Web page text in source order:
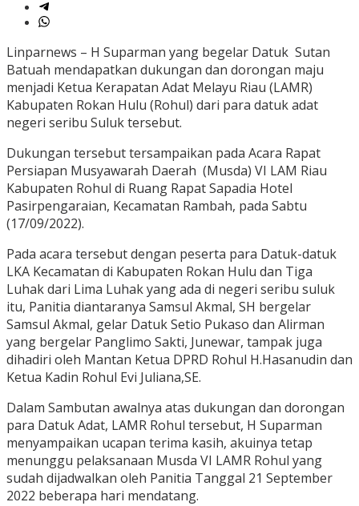
Linparnews – H Suparman yang begelar Datuk Sutan
Batuah mendapatkan dukungan dan dorongan maju
menjadi Ketua Kerapatan Adat Melayu Riau (LAMR)
Kabupaten Rokan Hulu (Rohul) dari para datuk adat
negeri seribu Suluk tersebut.
Dukungan tersebut tersampaikan pada Acara Rapat
Persiapan Musyawarah Daerah (Musda) VI LAM Riau
Kabupaten Rohul di Ruang Rapat Sapadia Hotel
Pasirpengaraian, Kecamatan Rambah, pada Sabtu
(17/09/2022).
Pada acara tersebut dengan peserta para Datuk-datuk
LKA Kecamatan di Kabupaten Rokan Hulu dan Tiga
Luhak dari Lima Luhak yang ada di negeri seribu suluk
itu, Panitia diantaranya Samsul Akmal, SH bergelar
Samsul Akmal, gelar Datuk Setio Pukaso dan Alirman
yang bergelar Panglimo Sakti, Junewar, tampak juga
dihadiri oleh Mantan Ketua DPRD Rohul H.Hasanudin dan
Ketua Kadin Rohul Evi Juliana,SE.
Dalam Sambutan awalnya atas dukungan dan dorongan
para Datuk Adat, LAMR Rohul tersebut, H Suparman
menyampaikan ucapan terima kasih, akuinya tetap
menunggu pelaksanaan Musda VI LAMR Rohul yang
sudah dijadwalkan oleh Panitia Tanggal 21 September
2022 beberapa hari mendatang.